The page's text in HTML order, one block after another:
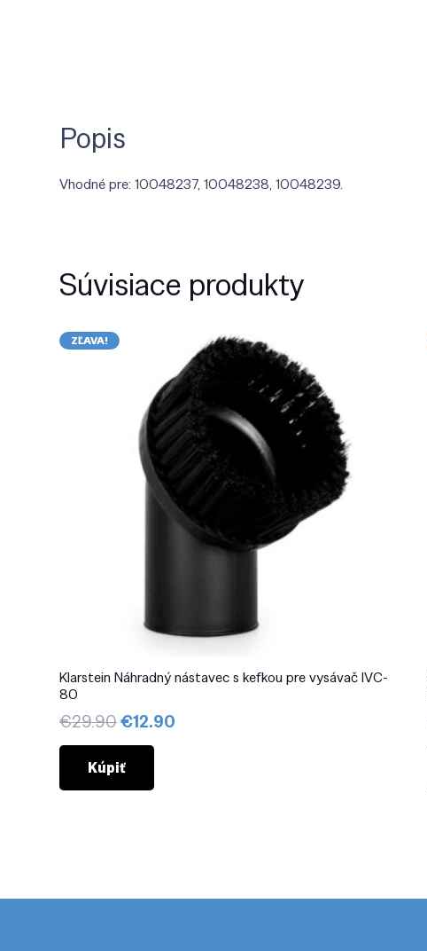
Popis
Vhodné pre: 10048237, 10048238, 10048239.
Súvisiace produkty
ZĽAVA!
Klarstein Náhradný nástavec s kefkou pre vysávač IVC-
80
€29.90Pôvodná
cena
bola:
€29.90.
€12.90
Kúpiť